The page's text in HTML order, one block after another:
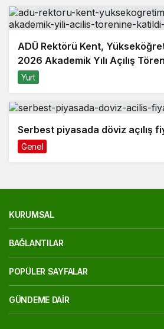
ADÜ Rektörü Kent,
2026 Akademik Yılı Açılış
Yurt
Serbest piyasada döviz açılış
Genel
KURUMSAL
BAĞLANTILAR
POPÜLER SAYFALAR
GÜNDEME DAIR